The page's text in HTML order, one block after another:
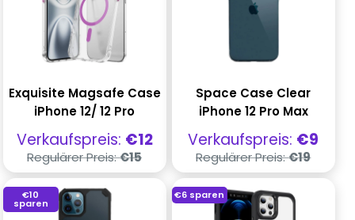
Exquisite Magsafe Case
iPhone 12/ 12 Pro
Verkaufspreis
Verkaufspreis: €12
Regulärer
Preis
Regulärer Preis:€15
Space Case Clear
iPhone 12 Pro Max
Verkaufspreis
Verkaufspreis: €9
Regulärer
Preis
Regulärer Preis:€19
€10
sparen
€6 sparen